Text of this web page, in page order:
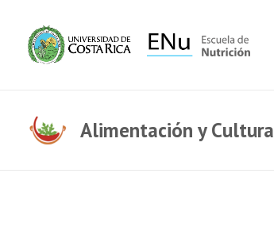
contenido
Alimentación y Cultura